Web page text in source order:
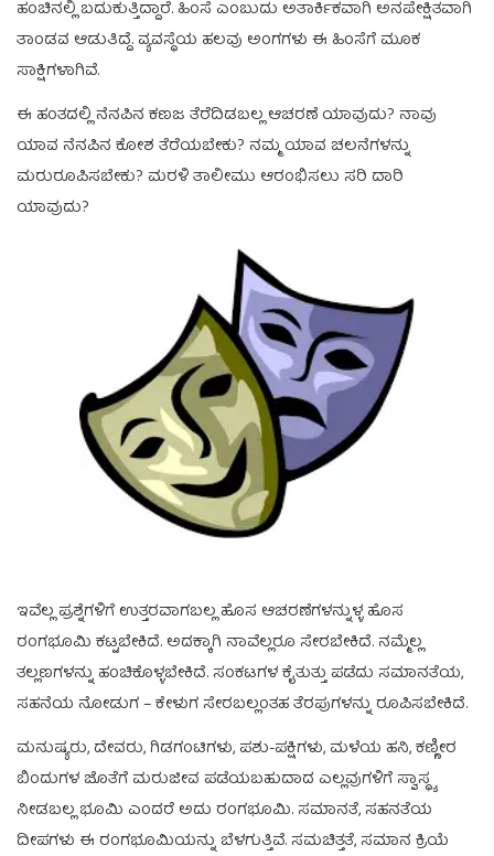
ಹಂಚಿನಲ್ಲಿ ಬದುಕುತ್ತಿದ್ದಾರೆ. ಹಿಂಸೆ ಎಂಬುದು ಅತಾರ್ಕಿಕವಾಗಿ ಅನಪೇಕ್ಷಿತವಾಗಿ
ತಾಂಡವ ಆಡುತಿದ್ದೆ. ವ್ಯವಸ್ಥೆಯ ಹಲವು ಅಂಗಗಳು ಈ ಹಿಂಸೆಗೆ ಮೂಕ
ಸಾಕ್ಷಿಗಳಾಗಿವೆ.
ಈ ಹಂತದಲ್ಲಿ ನೆನಪಿನ ಕಣಜ ತೆರೆದಿಡಬಲ್ಲ ಆಚರಣೆ ಯಾವುದು? ನಾವು
ಯಾವ ನೆನಪಿನ ಕೋಶ ತೆರೆಯಬೇಕು? ನಮ್ಮ ಯಾವ ಚಲನೆಗಳನ್ನು
ಮರುರೂಪಿಸಬೇಕು? ಮರಳಿ ತಾಲೀಮು ಆರಂಭಿಸಲು ಸರಿ ದಾರಿ
ಯಾವುದು?
ಇವೆಲ್ಲ ಪ್ರಶ್ನೆಗಳಿಗೆ ಉತ್ತರವಾಗಬಲ್ಲ ಹೊಸ ಆಚರಣೆಗಳನ್ನುಳ್ಳ ಹೊಸ
ರಂಗಭೂಮಿ ಕಟ್ಟಬೇಕಿದೆ. ಅದಕ್ಕಾಗಿ ನಾವೆಲ್ಲರೂ ಸೇರಬೇಕಿದೆ. ನಮ್ಮೆಲ್ಲ
ತಲ್ಲಣಗಳನ್ನು ಹಂಚಿಕೊಳ್ಳಬೇಕಿದೆ. ಸಂಕಟಗಳ ಕೈತುತ್ತು ಪಡೆದು ಸಮಾನತೆಯ,
ಸಹನೆಯ ನೋಡುಗ – ಕೇಳುಗ ಸೇರಬಲ್ಲಂತಹ ತೆರಪುಗಳನ್ನು ರೂಪಿಸಬೇಕಿದೆ.
ಮನುಷ್ಯರು, ದೇವರು, ಗಿಡಗಂಟಿಗಳು, ಪಶು-ಪಕ್ಷಿಗಳು, ಮಳೆಯ ಹನಿ, ಕಣ್ಣೀರ
ಬಿಂದುಗಳ ಜೊತೆಗೆ ಮರುಜೀವ ಪಡೆಯಬಹುದಾದ ಎಲ್ಲವುಗಳಿಗೆ ಸ್ವಾಸ್ಥ್ಯ
ನೀಡಬಲ್ಲ ಭೂಮಿ ಎಂದರೆ ಅದು ರಂಗಭೂಮಿ. ಸಮಾನತೆ, ಸಹನತೆಯ
ದೀಪಗಳು ಈ ರಂಗಭೂಮಿಯನ್ನು ಬೆಳಗುತ್ತಿವೆ. ಸಮಚಿತ್ತತೆ, ಸಮಾನ ಕ್ರಿಯೆ